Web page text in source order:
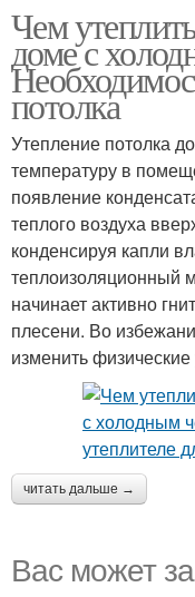
Чем
доме с
потолка
Утепление потолка
температуру в
появление
теплого воздуха
конденсируя капли
теплоизоляционный
начинает активно
плесени. Во
изменить
читать дальше →
Вас может